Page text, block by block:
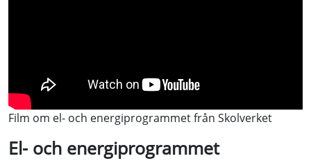
Film om el- och energiprogrammet från Skolverket
El- och energiprogrammet